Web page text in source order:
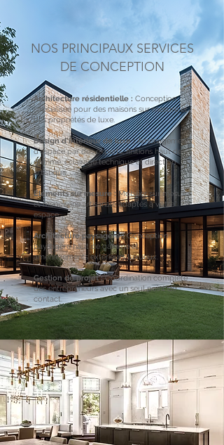
NOS PRINCIPAUX SERVICES
DE CONCEPTION
Architecture résidentielle : Conception
spécialisée pour des maisons sur mesure et
des propriétés de luxe.
Design d'intérieur de luxe :Aménagement
d'espace par des experts, finitions haut de
gamme, éclairage technique et direction
artistique.
Éléments sur mesure : Mobilier sur mesure
et menuiserie artisanale adaptés à votre
espace.
Architecture paysagère :Conception
paysagère haut de gamme et
aménagements extérieurs luxueux.
Gestion de projet :Coordination complète
des entrepreneurs avec un seul point de
contact.